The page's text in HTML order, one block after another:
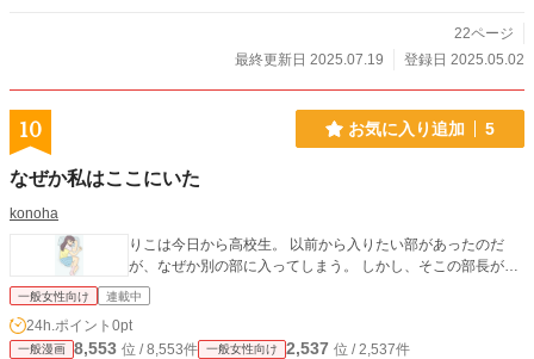
大戦争時代 龍神という神を失った世界は絶え間ない
覇権争いが起こった 生み出された生き物はやがて７種族の大
われる。 紅の勇者と緋色戦争 龍神の末裔である「紅
の勇者」とその仲間の活躍により覇権争いに終焉が訪れた
まわせ 境界の魔法「クドゥラ」によって、通行を遮断した。
って作られた平和も、やがてその終わりを迎えようとしてい
た・・・
22ページ
最終更新日 2025.07.19
登録日 2025.05.02
10 お気に入り追加 5
なぜか私はここにいた
konoha
りこは今日から高校生。 以前から入りたい部があったのだ
が、なぜか別の部に入ってしまう。 しかし、そこの部長が…
一般女性向け 連載中
24h.ポイント 0pt
一般漫画 8,553 位 / 8,553件 一般女性向け 2,537 位 / 2,537件